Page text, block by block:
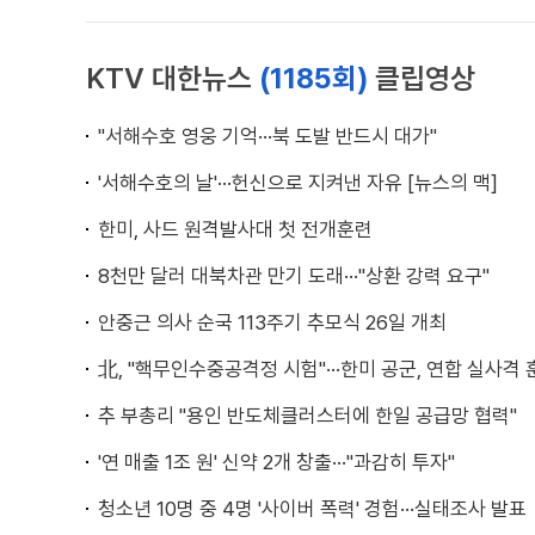
KTV 대한뉴스 (1185회) 클립영상
"서해수호 영웅 기억···북 도발 반드시 대가"
'서해수호의 날'···헌신으로 지켜낸 자유 [뉴스의 맥]
한미, 사드 원격발사대 첫 전개훈련
8천만 달러 대북차관 만기 도래···"상환 강력 요구"
안중근 의사 순국 113주기 추모식 26일 개최
北, "핵무인수중공격정 시험"···한미 공군, 연합 실사격
추 부총리 "용인 반도체클러스터에 한일 공급망 협력"
'연 매출 1조 원' 신약 2개 창출···"과감히 투자"
청소년 10명 중 4명 '사이버 폭력' 경험···실태조사 발표